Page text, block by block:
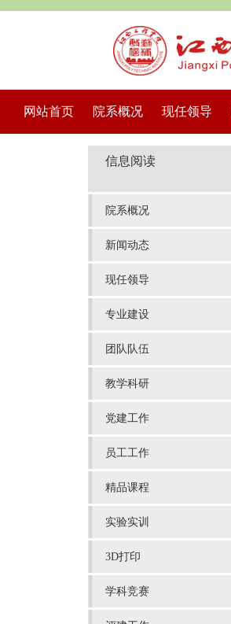
网站首页 院系概况 现任领导
信息阅读
院系概况
新闻动态
现任领导
专业建设
团队队伍
教学科研
党建工作
员工工作
精品课程
实验实训
3D打印
学科竞赛